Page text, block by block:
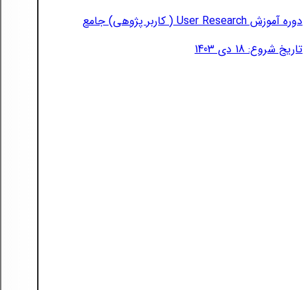
دوره آموزش User Research ( کاربر پژوهی) جامع
تاریخ شروع: 18 دی 1403